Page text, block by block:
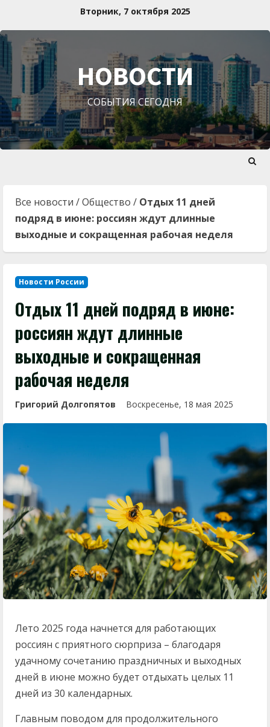
содержимому
Вторник, 7 октября 2025
НОВОСТИ
СОБЫТИЯ СЕГОДНЯ
Все новости /Общество / Отдых 11 дней
подряд в июне: россиян ждут длинные
выходные и сокращенная рабочая неделя
Новости России
Отдых 11 дней подряд в июне:
россиян ждут длинные
выходные и сокращенная
рабочая неделя
Григорий Долгопятов Воскресенье, 18 мая 2025
Лето 2025 года начнется для работающих
россиян с приятного сюрприза – благодаря
удачному сочетанию праздничных и выходных
дней в июне можно будет отдыхать целых 11
дней из 30 календарных.
Главным поводом для продолжительного